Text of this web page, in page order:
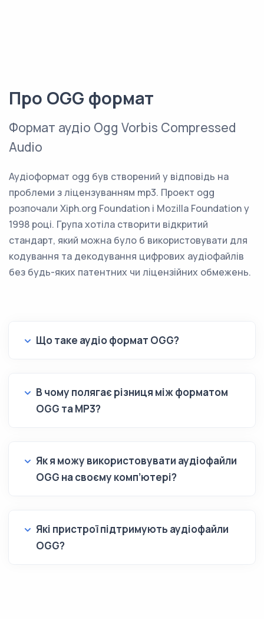
Про OGG формат
Формат аудіо Ogg Vorbis Compressed
Audio
Аудіоформат ogg був створений у відповідь на
проблеми з ліцензуванням mp3. Проект ogg
розпочали Xiph.org Foundation і Mozilla Foundation у
1998 році. Група хотіла створити відкритий
стандарт, який можна було б використовувати для
кодування та декодування цифрових аудіофайлів
без будь-яких патентних чи ліцензійних обмежень.
Що таке аудіо формат OGG?
В чому полягає різниця між форматом
OGG та MP3?
Як я можу використовувати аудіофайли
OGG на своєму комп’ютері?
Які пристрої підтримують аудіофайли
OGG?